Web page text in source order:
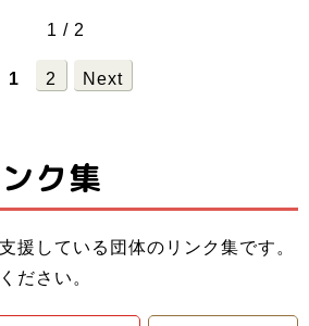
1 / 2
1 2 Next
ク集
援している団体のリンク集です。
ださい。
子ども料理教室
でお母さんのお
ようになろう！
体験型子ども食
フェランチ（軽
子ども食堂＆プ
ロの先生による
ダンスレッス